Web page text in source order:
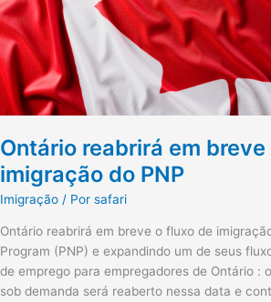
Ontário reabrirá em
imigração do PNP
Imigração / Por safari
Ontário reabrirá em breve o fluxo de
Program (PNP) e expandindo um de seus
de emprego para empregadores de Ontário :
sob demanda será reaberto nessa data e
do
PNP